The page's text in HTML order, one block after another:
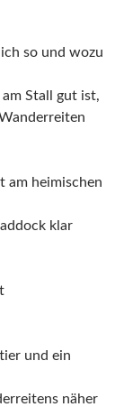
so und wozu
am Stall gut ist,
am heimischen
klar
und ein
näher